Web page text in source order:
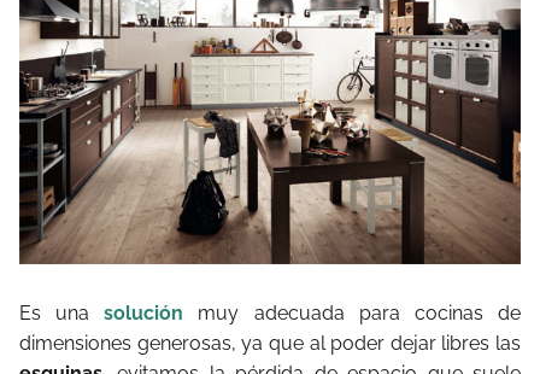
Es unasolución muy adecuada para cocinas de
dimensiones generosas, ya que al poder dejar libres las